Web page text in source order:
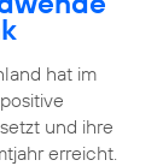
hat im
und ihre
erreicht.